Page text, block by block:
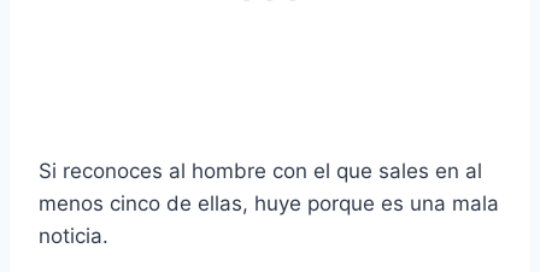
Si reconoces al hombre con el que sales en al
menos cinco de ellas, huye porque es una mala
noticia.